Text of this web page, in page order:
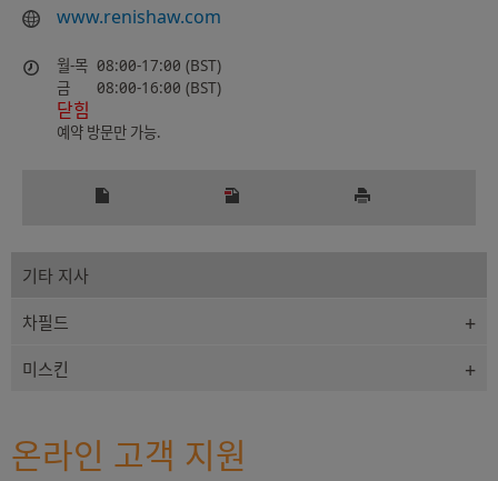
www.renishaw.com
월-목 08:00-17:00 (BST)
금
08:00-16:00 (BST)
닫힘
예약 방문만 가능.
기타 지사
차필드
미스킨
온라인 고객 지원